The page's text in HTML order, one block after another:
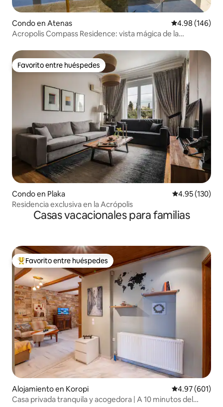
Condo en Atenas Calificación
4.98 (146)
Acropolis Compass Residence: vista mágica de la
Favorito entre huéspedes
Favorito entre huéspedes
Condo en Plaka Calificación
4.95 (130)
Residencia exclusiva en la Acrópolis
Casas vacacionales para familias
Favorito entre huéspedes preferido
Favorito entre huéspedes
Alojamiento en Koropi Calificación
4.97 (601)
Casa privada tranquila y acogedora | A 10 minutos del